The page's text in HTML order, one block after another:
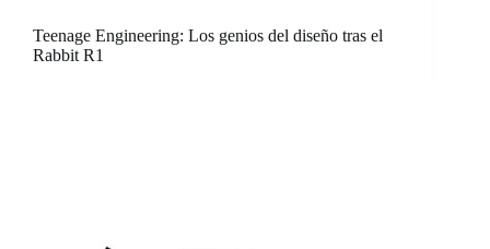
Teenage Engineering: Los genios del diseño tras el
Rabbit R1